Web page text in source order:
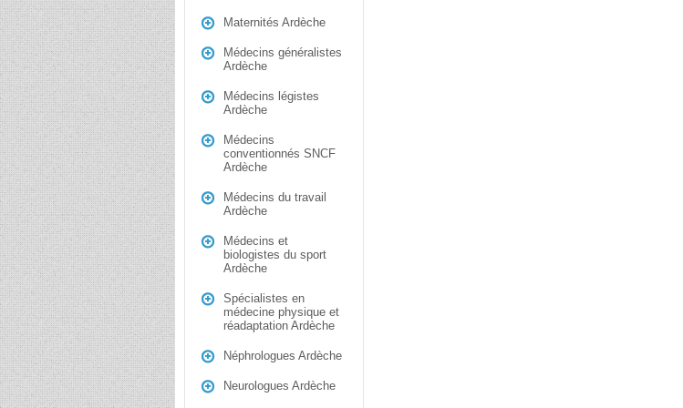
Maternités Ardèche
Médecins généralistes
Ardèche
Médecins légistes
Ardèche
Médecins
conventionnés SNCF
Ardèche
Médecins du travail
Ardèche
Médecins et
biologistes du sport
Ardèche
Spécialistes en
médecine physique et
réadaptation Ardèche
Néphrologues Ardèche
Neurologues Ardèche